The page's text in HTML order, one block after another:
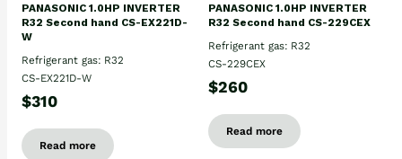
PANASONIC 1.0HP INVERTER
R32 Second hand CS-EX221D-
W
Refrigerant gas: R32
CS-EX221D-W
$310
Read more
PANASONIC 1.0HP INVERTER
R32 Second hand CS-229CEX
Refrigerant gas: R32
CS-229CEX
$260
Read more